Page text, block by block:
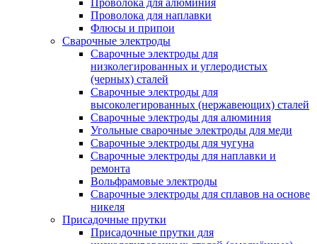
Проволока для алюминия
Проволока для наплавки
Флюсы и припои
Сварочные электроды
Сварочные электроды для
низколегированных и углеродистых
(черных) сталей
Сварочные электроды для
высоколегированных (нержавеющих) сталей
Сварочные электроды для алюминия
Угольные сварочные электроды для меди
Сварочные электроды для чугуна
Сварочные электроды для наплавки и
ремонта
Вольфрамовые электроды
Сварочные электроды для сплавов на основе
никеля
Присадочные прутки
Присадочные прутки для